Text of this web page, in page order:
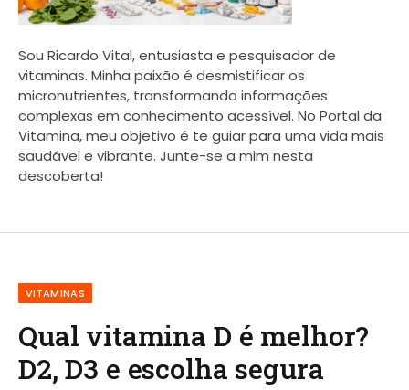
Sou Ricardo Vital, entusiasta e pesquisador de
vitaminas. Minha paixão é desmistificar os
micronutrientes, transformando informações
complexas em conhecimento acessível. No Portal da
Vitamina, meu objetivo é te guiar para uma vida mais
saudável e vibrante. Junte-se a mim nesta
descoberta!
VITAMINAS
Qual vitamina D é melhor?
D2, D3 e escolha segura